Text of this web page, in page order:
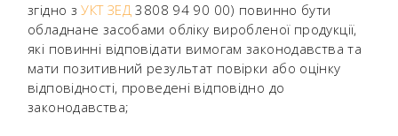
згідно зУКТ ЗЕД 3808 94 90 00) повинно бути
обладнане засобами обліку виробленої продукції,
які повинні відповідати вимогам законодавства та
мати позитивний результат повірки або оцінку
відповідності, проведені відповідно до
законодавства;